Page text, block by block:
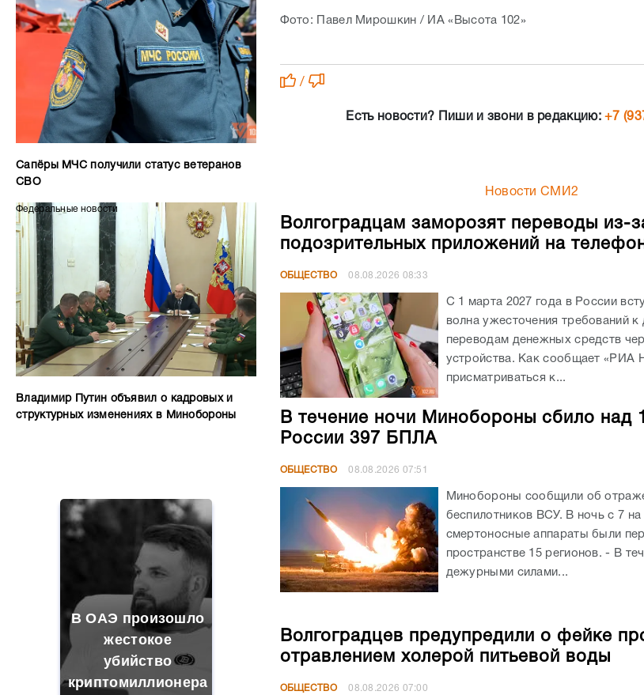
Сапёры МЧС получили статус ветеранов
СВО
Федеральные новости
Владимир Путин объявил о кадровых и
структурных изменениях в Минобороны
В ОАЭ произошло
жестокое
убийство
криптомиллионера
Фото: Павел Мирошкин / ИА «Высота 102»
/
Есть новости? Пиши и звони в редакцию:+7
Новости СМИ2
Волгоградцам заморозят переводы из-
подозрительных приложений на
ОБЩЕСТВО 08.08.2026 08:33
С 1 марта 2027 года в России
волна ужесточения требований
переводам денежных средств
устройства. Как сообщает «РИА
присматриваться к...
В течение ночи Минобороны сбило над
России 397 БПЛА
ОБЩЕСТВО 08.08.2026 07:51
Минобороны сообщили об
беспилотников ВСУ. В ночь с 7 на
смертоносные аппараты были
пространстве 15 регионов. - В
дежурными силами...
Волгоградцев предупредили о фейке
отравлением холерой питьевой воды
ОБЩЕСТВО 08.08.2026 07:00